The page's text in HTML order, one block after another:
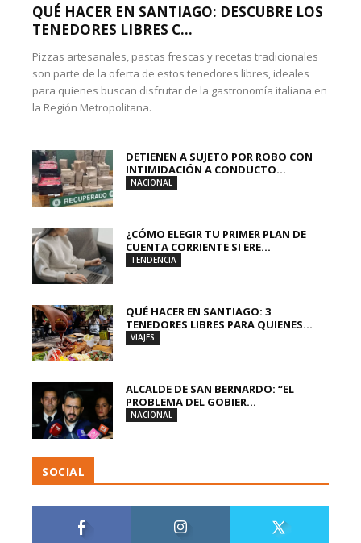
QUÉ HACER EN SANTIAGO: DESCUBRE LOS
TENEDORES LIBRES C...
Pizzas artesanales, pastas frescas y recetas tradicionales
son parte de la oferta de estos tenedores libres, ideales
para quienes buscan disfrutar de la gastronomía italiana en
la Región Metropolitana.
DETIENEN A SUJETO POR ROBO CON
INTIMIDACIÓN A CONDUCTO...
NACIONAL
¿CÓMO ELEGIR TU PRIMER PLAN DE
CUENTA CORRIENTE SI ERE...
TENDENCIA
QUÉ HACER EN SANTIAGO: 3
TENEDORES LIBRES PARA QUIENES...
VIAJES
ALCALDE DE SAN BERNARDO: “EL
PROBLEMA DEL GOBIER...
NACIONAL
SOCIAL